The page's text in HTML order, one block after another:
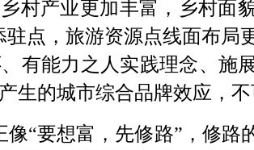
村产业更加丰富，乡村面
驻点，旅游资源点线面布局
有能力之人实践理念、施
生的城市综合品牌效应，不
像“要想富，先修路”，修路